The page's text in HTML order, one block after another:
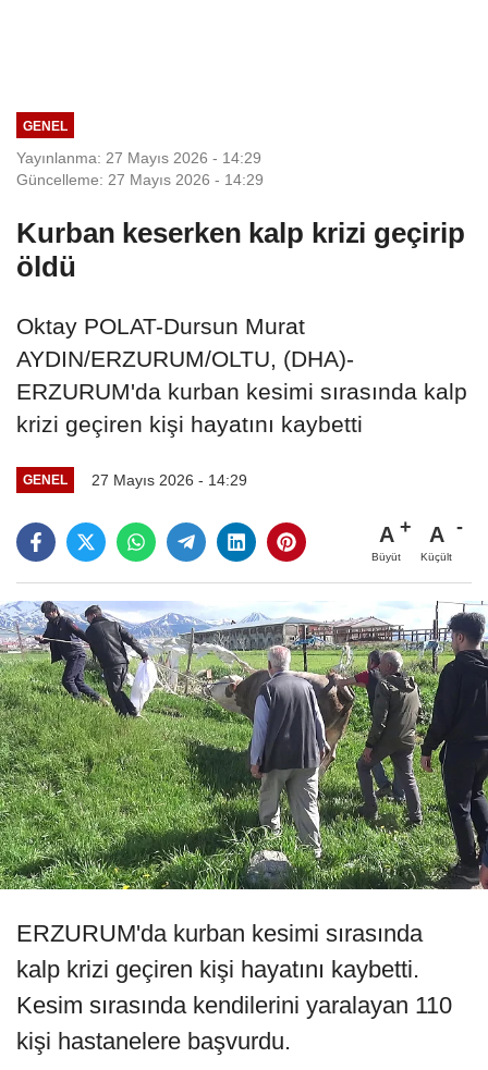
GENEL
Yayınlanma: 27 Mayıs 2026 - 14:29
Güncelleme: 27 Mayıs 2026 - 14:29
Kurban keserken kalp krizi geçirip
öldü
Oktay POLAT-Dursun Murat
AYDIN/ERZURUM/OLTU, (DHA)-
ERZURUM'da kurban kesimi sırasında kalp
krizi geçiren kişi hayatını kaybetti
GENEL 27 Mayıs 2026 - 14:29
A
Büyüt
A
Küçült
ERZURUM'da kurban kesimi sırasında
kalp krizi geçiren kişi hayatını kaybetti.
Kesim sırasında kendilerini yaralayan 110
kişi hastanelere başvurdu.